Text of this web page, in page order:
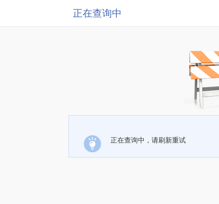
正在查询中
正在查询中，请刷新重试